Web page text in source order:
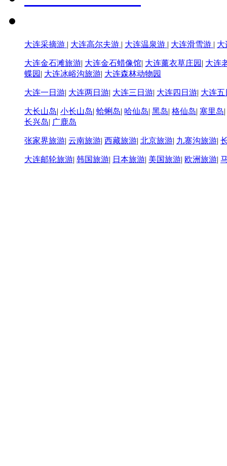
大连采摘游 | 大连高尔夫游 | 大连温泉游 | 大连滑雪游 |
大连金石滩旅游| 大连金石蜡像馆| 大连薰衣草庄园 | 大连
蝶园 | 大连冰峪沟旅游| 大连森林动物园
大连一日游| 大连两日游| 大连三日游| 大连四日游| 大连五
大长山岛| 小长山岛| 蛤蜊岛| 哈仙岛| 黑岛| 格仙岛| 塞里岛|
长兴岛| 广鹿岛
张家界旅游| 云南旅游| 西藏旅游| 北京旅游| 九寨沟旅游|
大连邮轮旅游| 韩国旅游| 日本旅游| 美国旅游| 欧洲旅游|